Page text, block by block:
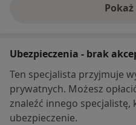
Ubezpieczenia - brak
Ten specjalista przyjmuje
prywatnych. Możesz
znaleźć innego
ubezpieczenie.